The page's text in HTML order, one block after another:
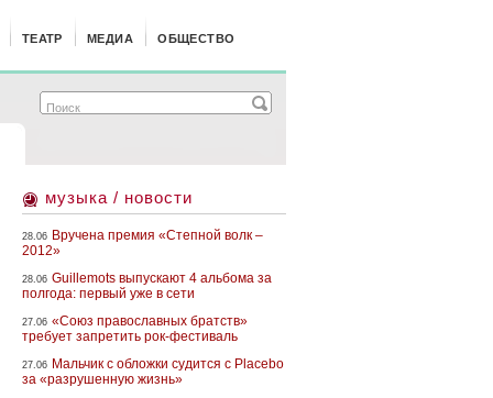
ТЕАТР МЕДИА ОБЩЕСТВО
музыка / новости
28.06 Вручена премия «Степной волк –
2012»
28.06 Guillemots выпускают 4 альбома за
полгода: первый уже в сети
27.06 «Союз православных братств»
требует запретить рок-фестиваль
27.06 Мальчик с обложки судится с Placebo
за «разрушенную жизнь»